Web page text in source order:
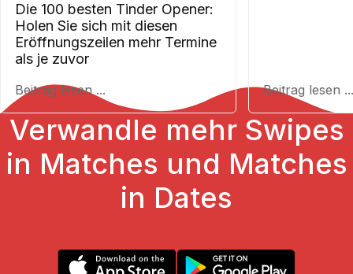
Die 100 besten Tinder Opener:
Holen Sie sich mit diesen
Eröffnungszeilen mehr Termine
als je zuvor
Beitrag lesen ... Beitrag lesen ...
Verwandle mehr Swipes
in Matches und Matches
in Dates